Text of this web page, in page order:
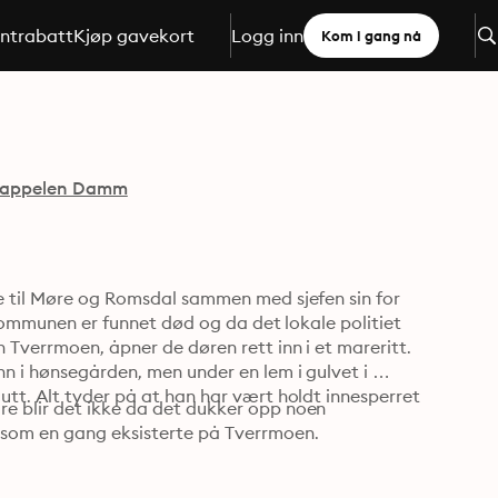
Kjøp gavekort Logg inn Kom i gang nå
Damm
Møre og Romsdal sammen med sjefen sin for
er funnet død og da det lokale politiet
Tverrmoen, åpner de døren rett inn i et mareritt.
i hønsegården, men under en lem i gulvet i
Alt tyder på at han har vært holdt innesperret
blir det ikke da det dukker opp noen
en gang eksisterte på Tverrmoen.